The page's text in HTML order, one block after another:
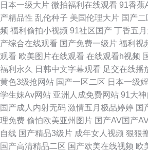
国产日韩综合一区 国内精品久久 日韩三级欧美
91传美 91国产高清视频 91茄子 99福利导航在线
花电视剧在线免费 91精品一区 91在线免费观看
大神黑丝操逼 91三级片免费男同 97热视频 先锋
97久青在线 九九热毛茸茸 欧美日韩成人精品综
播放观看 91看片婬黄大片在看 www成人免费 精
日本一级大片 微拍福利在线观看 91香蕉
产精品性 乱伦种子 美国伦理大片 国产
频 福利偷拍小视频 91社区国产 丁香五
产综合在线观看 国产免费一级片 福利视
观看 欧美图片在线观看 在线观看h视频
福利永久
日韩中文字幕观看 足交在线播
黄色3级抢网站 国产一区二区 日本一级
学生妹Av网站 亚洲人成免费网站 91大神
国产成人内射无码 激情五月极品婷婷 国
理免费 偷怕欧美亚州图片 国产AV国产
自线 国产精品3级片 成年女人视频 狠狠
国产高清精品二区 国产欧美在线视频 欧